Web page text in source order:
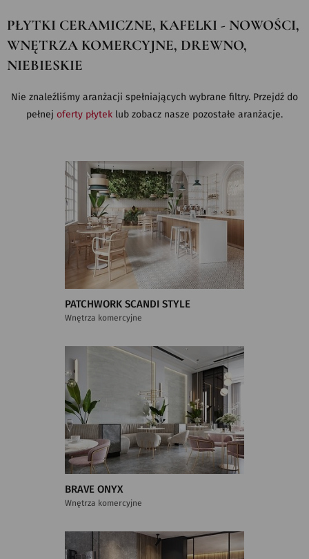
PŁYTKI CERAMICZNE, KAFELKI - NOWOŚCI,
WNĘTRZA KOMERCYJNE, DREWNO,
NIEBIESKIE
Nie znaleźliśmy aranżacji spełniających wybrane filtry. Przejdź do
pełnej oferty płytek lub zobacz nasze pozostałe aranżacje.
PATCHWORK SCANDI STYLE
Wnętrza komercyjne
BRAVE ONYX
Wnętrza komercyjne